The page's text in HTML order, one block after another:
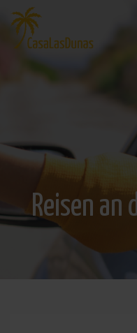
Reisen an